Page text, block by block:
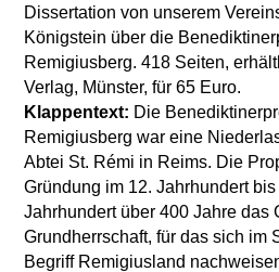
Dissertation von unserem
Königstein über die
Remigiusberg. 418 Seiten,
Verlag, Münster, für 65 Euro.
Klappentext: Die
Remigiusberg war eine
Abtei St. Rémi in Reims. Die
Gründung im 12. Jahrhundert
Jahrhundert über 400 Jahre das
Grundherrschaft, für das sich im
Begriff Remigiusland